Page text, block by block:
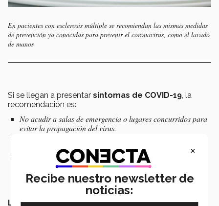
En pacientes con esclerosis múltiple se recomiendan las mismas medidas
de prevención ya conocidas para prevenir el coronavirus, como el lavado
de manos
Si se llegan a presentar síntomas de COVID-19, la
recomendación es:
No acudir a salas de emergencia o lugares concurridos para
evitar la propagación del virus.
para informar sobre sus síntomas y recibir instrucciones.
Su neurólogo tratante evaluará si es apropiado suspender el
tratamiento para EM (que en la mayoría de los casos no es
necesario).
LA SALUD MENTAL ES IGUAL DE IMPORTANTE QUE
×
Recibe nuestro newsletter de
noticias: